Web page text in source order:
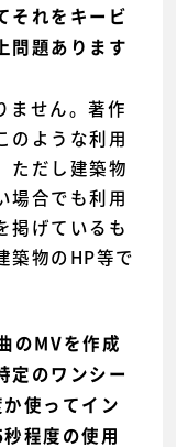
それをキービ
問題あります
ません。著作
のような利用
ただし建築物
場合でも利用
掲げているも
築物のHP等で
のMVを作成
定のワンシー
使ってイン
程度の使用